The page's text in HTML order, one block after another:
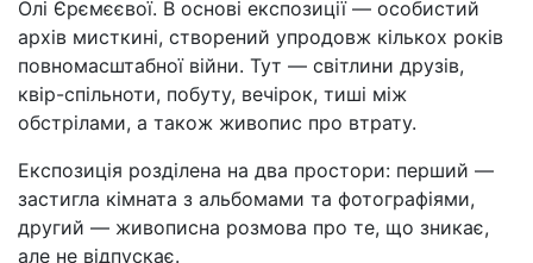
Олі Єрємєєвої. В основі експозиції — особистий
архів мисткині, створений упродовж кількох років
повномасштабної війни. Тут — світлини друзів,
квір-спільноти, побуту, вечірок, тиші між
обстрілами, а також живопис про втрату.
Експозиція розділена на два простори: перший —
застигла кімната з альбомами та фотографіями,
другий — живописна розмова про те, що зникає,
але не відпускає.